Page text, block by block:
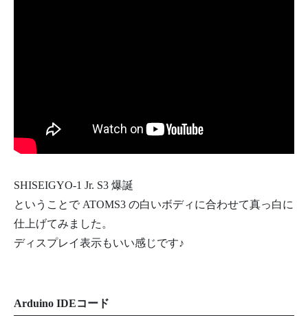
SHISEIGYO-1 Jr. S3 爆誕
ということで ATOMS3 の白いボディに合わせて真っ白に
仕上げてみました。
ディスプレイ表示もいい感じです♪
Arduino IDEコード